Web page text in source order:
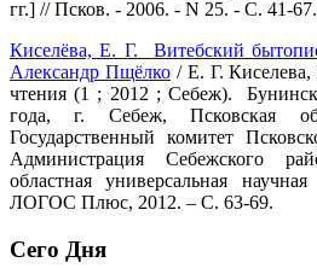
гг.] // Псков. - 2006. - N 25. - С. 41-
Киселёва, Е. Г. Витебский
Александр Пщёлко/ Е. Г. Киселева,
чтения (1 ; 2012 ; Себеж).
года, г. Себеж, Псковская
Государственный комитет
Администрация Себежского
областная универсальная
ЛОГОС Плюс, 2012. – С. 63-69.
Сего Дня